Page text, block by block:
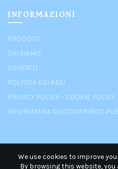
INFORMAZIONI
PRODOTTI
CHI SIAMO
CONTATTI
POLITICA DEI RESI
PRIVACY POLICY – COOKIE POLICY
INFORMATIVA DEI CONTRIBUTI
We use cookies to improve
By browsing this website, you